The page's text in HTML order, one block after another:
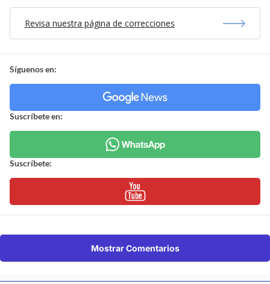
Revisa nuestra página de correcciones
Síguenos en:
Suscríbete en:
Suscríbete:
Mostrar Comentarios